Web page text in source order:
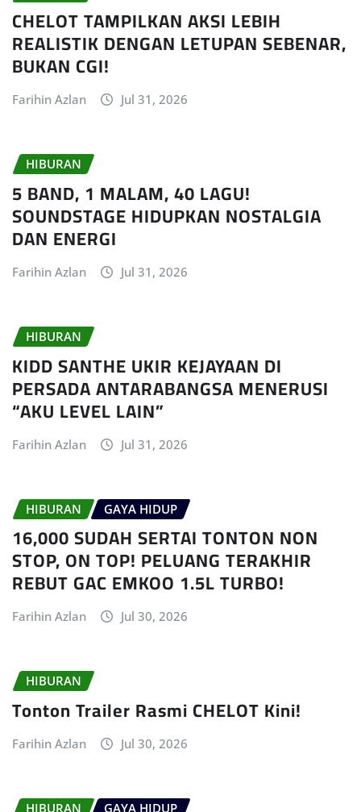
CHELOT TAMPILKAN AKSI LEBIH
REALISTIK DENGAN LETUPAN SEBENAR,
BUKAN CGI!
Farihin Azlan Jul 31, 2026
HIBURAN
5 BAND, 1 MALAM, 40 LAGU!
SOUNDSTAGE HIDUPKAN NOSTALGIA
DAN ENERGI
Farihin Azlan Jul 31, 2026
HIBURAN
KIDD SANTHE UKIR KEJAYAAN DI
PERSADA ANTARABANGSA MENERUSI
“AKU LEVEL LAIN”
Farihin Azlan Jul 31, 2026
HIBURAN GAYA HIDUP
16,000 SUDAH SERTAI TONTON NON
STOP, ON TOP! PELUANG TERAKHIR
REBUT GAC EMKOO 1.5L TURBO!
Farihin Azlan Jul 30, 2026
HIBURAN
Tonton Trailer Rasmi CHELOT Kini!
Farihin Azlan Jul 30, 2026
HIBURAN GAYA HIDUP